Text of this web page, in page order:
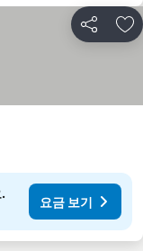
공유 즐
요금 보기